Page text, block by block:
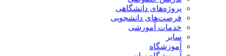
پروژه‌های دانشگاهی
فرصت‌های دانشجویی
خدمات آموزشی
سایر
آموزشگاه